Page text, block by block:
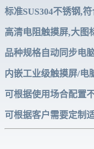
标准SUS304不锈钢,
高清电阻触摸屏,大图
品种规格自动同步电
内嵌工业级触摸屏/电
可根据使用场合配置
可根据客户需要定制